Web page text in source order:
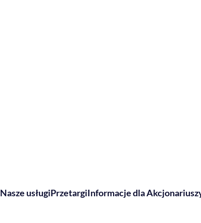
Nasze usługiPrzetargiInformacje dla